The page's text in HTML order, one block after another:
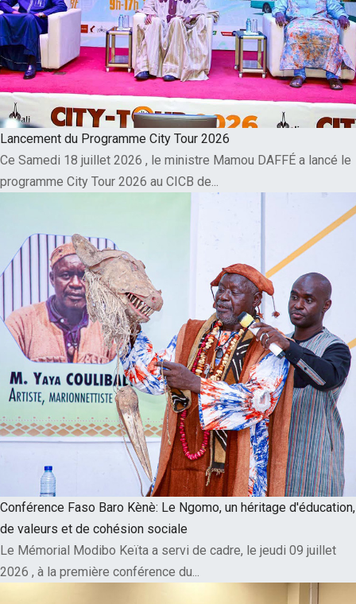
Lancement du Programme City Tour 2026
Ce Samedi 18 juillet 2026 , le ministre Mamou DAFFÉ a lancé le
programme City Tour 2026 au CICB de...
Conférence Faso Baro Kènè: Le Ngomo, un héritage d'éducation,
de valeurs et de cohésion sociale
Le Mémorial Modibo Keïta a servi de cadre, le jeudi 09 juillet
2026 , à la première conférence du...